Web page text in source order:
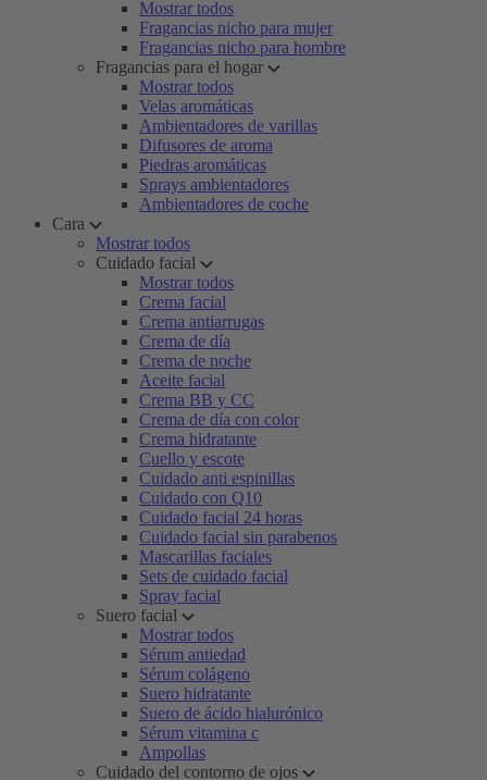
Mostrar todos
Fragancias nicho para mujer
Fragancias nicho para hombre
Fragancias para el hogar
Mostrar todos
Velas aromáticas
Ambientadores de varillas
Difusores de aroma
Piedras aromáticas
Sprays ambientadores
Ambientadores de coche
Cara
Mostrar todos
Cuidado facial
Mostrar todos
Crema facial
Crema antiarrugas
Crema de día
Crema de noche
Aceite facial
Crema BB y CC
Crema de día con color
Crema hidratante
Cuello y escote
Cuidado anti espinillas
Cuidado con Q10
Cuidado facial 24 horas
Cuidado facial sin parabenos
Mascarillas faciales
Sets de cuidado facial
Spray facial
Suero facial
Mostrar todos
Sérum antiedad
Sérum colágeno
Suero hidratante
Suero de ácido hialurónico
Sérum vitamina c
Ampollas
Cuidado del contorno de ojos